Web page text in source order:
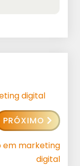
digital
PRÓXIMO
em marketing
digital